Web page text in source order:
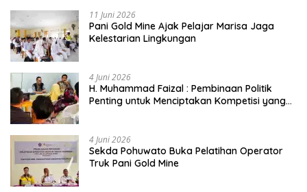
11 Juni 2026
Pani Gold Mine Ajak Pelajar Marisa Jaga
Kelestarian Lingkungan
4 Juni 2026
H. Muhammad Faizal : Pembinaan Politik
Penting untuk Menciptakan Kompetisi yang
4 Juni 2026
Sekda Pohuwato Buka Pelatihan Operator
Truk Pani Gold Mine